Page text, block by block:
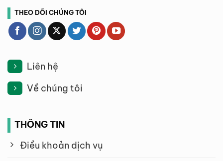
THEO DÕI CHÚNG TÔI
Liên hệ
Về chúng tôi
THÔNG TIN
Điều khoản dịch vụ